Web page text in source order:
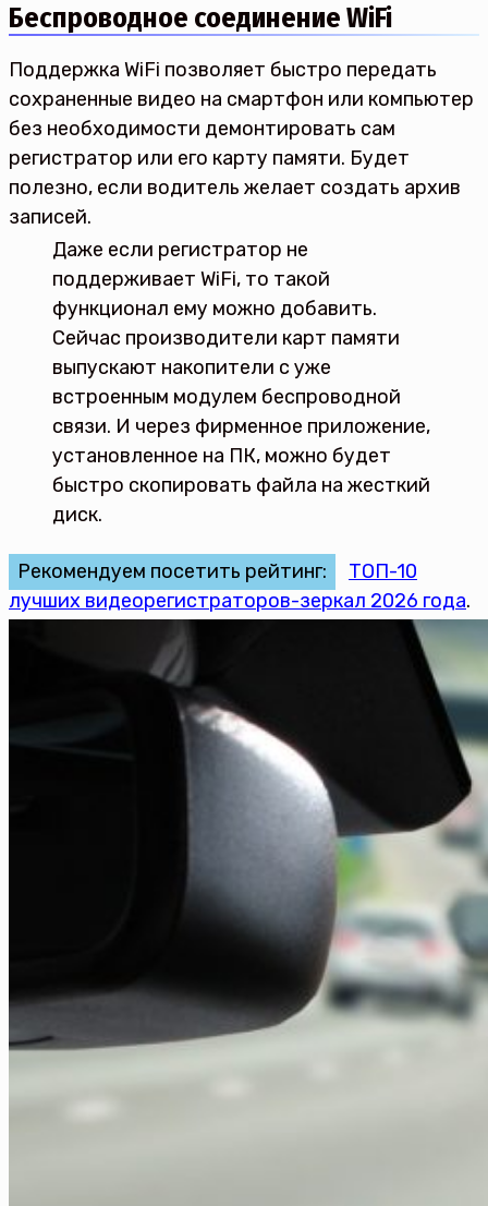
Беспроводное соединение WiFi
Поддержка WiFi позволяет быстро передать
сохраненные видео на смартфон или компьютер
без необходимости демонтировать сам
регистратор или его карту памяти. Будет
полезно, если водитель желает создать архив
записей.
Даже если регистратор не
поддерживает WiFi, то такой
функционал ему можно добавить.
Сейчас производители карт памяти
выпускают накопители с уже
встроенным модулем беспроводной
связи. И через фирменное приложение,
установленное на ПК, можно будет
быстро скопировать файла на жесткий
диск.
Рекомендуем посетить рейтинг:
ТОП-10
лучших видеорегистраторов-зеркал 2026 года.